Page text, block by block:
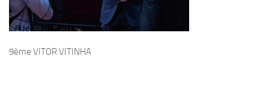
9ème VITOR VITINHA